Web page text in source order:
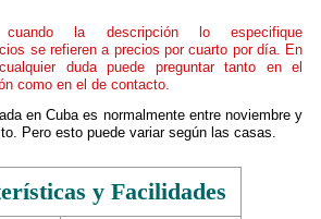
la descripción lo especifique
se refieren a precios por cuarto por día. En
duda puede preguntar tanto en el
como en el de contacto.
en Cuba es normalmente entre noviembre y
Pero esto puede variar según las casas.
y Facilidades